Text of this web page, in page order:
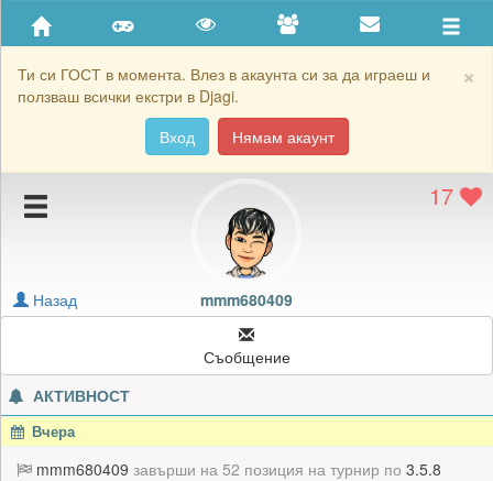
×
Ти си ГОСТ в момента. Влез в акаунта си за да играеш и
ползваш всички екстри в Djagi.
Вход
Нямам акаунт
Приятели
Хронология на игри
Подаръците на mmm680409
Картичките на mmm680409
Блокирай mmm680409
17
mmm680409
Назад
Съобщение
АКТИВНОСТ
Вчера
mmm680409 завърши на 52 позиция на турнир по 3.5.8